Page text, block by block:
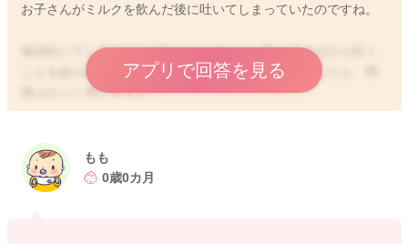
お子さんがミルクを飲んだ後に吐いてしまっていたのですね。
毎回吐いてしまうことはないということ、飲んだそばから吐く
ことを繰り返すことがなく、体重も増えていそうでしたら、問
題はないと思いますよ。
ことはあります。
もし溜まっている様子がありそうでしたら、授乳前に綿棒浣腸
アプリで回答を見る
もも
0歳0カ月